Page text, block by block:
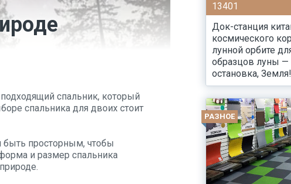
спальник, который
спальника для двоих стоит
просторным, чтобы
и размер спальника
13401
Док-станция
космического
лунной орбите
образцов луны
остановка, Земля!
РАЗНОЕ